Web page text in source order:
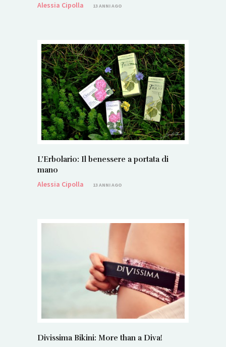
Alessia Cipolla
13 ANNI AGO
L’Erbolario: Il benessere a portata di
mano
Alessia Cipolla
13 ANNI AGO
Divissima Bikini: More than a Diva!